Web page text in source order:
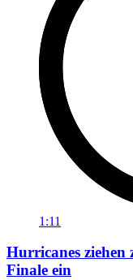
1:11
Hurricanes
Finale ein